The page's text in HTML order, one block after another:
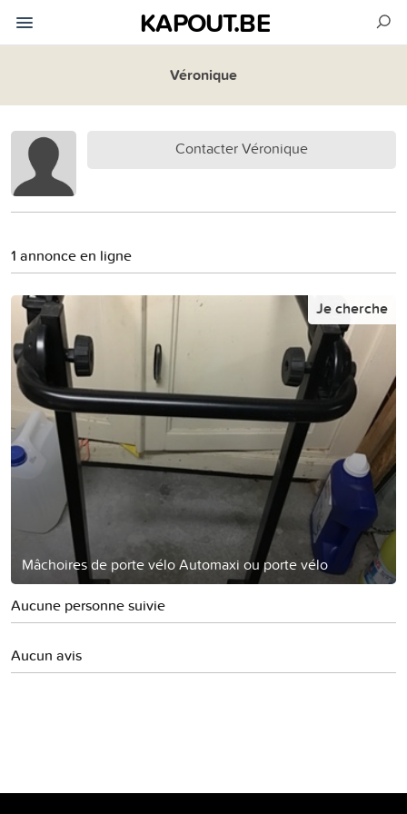
KAPOUT.BE
Véronique
Contacter Véronique
1 annonce en ligne
Mâchoires de porte vélo Automaxi ou porte vélo
Je cherche
Aucune personne suivie
Aucun avis